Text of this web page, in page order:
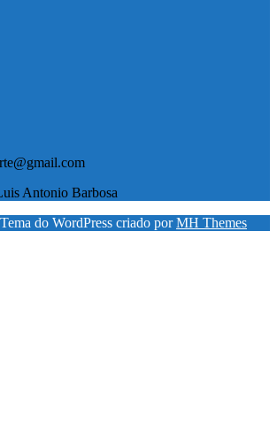
Antonio Barbosa
do WordPress criado porMH Themes